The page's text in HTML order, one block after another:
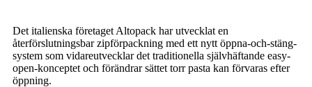
Det italienska företaget Altopack har utvecklat en
återförslutningsbar zipförpackning med ett nytt öppna-och-stäng-
system som vidareutvecklar det traditionella självhäftande easy-
open-konceptet och förändrar sättet torr pasta kan förvaras efter
öppning.